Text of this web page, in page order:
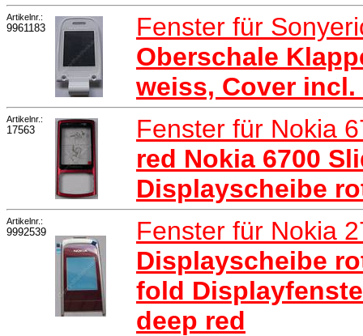
Artikelnr.:
9961183
Fenster für
Oberschale
weiss, Cover
Artikelnr.:
17563
Fenster für Nokia
red Nokia 6700
Displayscheibe
Artikelnr.:
9992539
Fenster für Nokia
Displayscheibe
fold
deep red